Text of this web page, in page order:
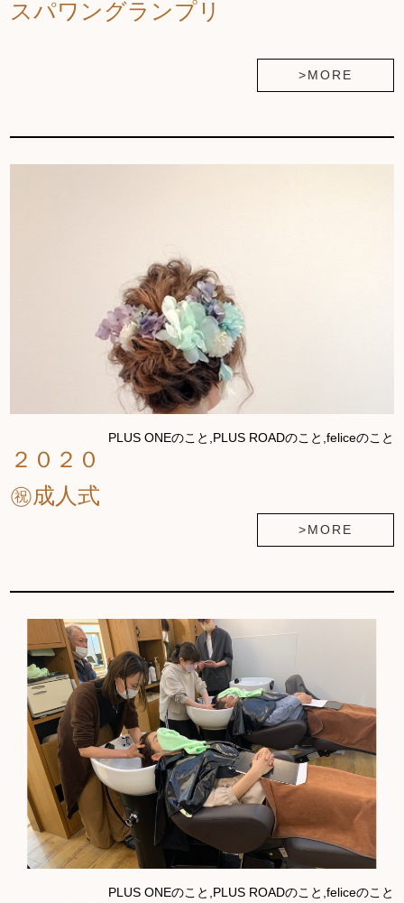
スパワングランプリ
>MORE
PLUS ONEのこと,PLUS ROADのこと,feliceのこと
２０２０
㊗成人式
>MORE
PLUS ONEのこと,PLUS ROADのこと,feliceのこと